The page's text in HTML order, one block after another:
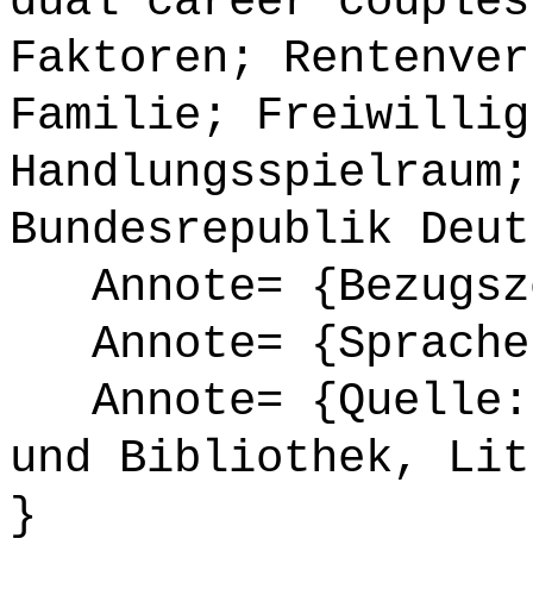
Faktoren;
Familie;
Bundesrepublik
Annote=
Annote=
Annote= {Quelle:
und Bibliothek,
}